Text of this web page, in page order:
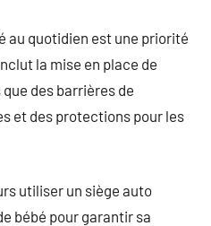
au quotidien est une priorité
la mise en place de
des barrières de
et des protections pour les
utiliser un siège auto
bébé pour garantir sa